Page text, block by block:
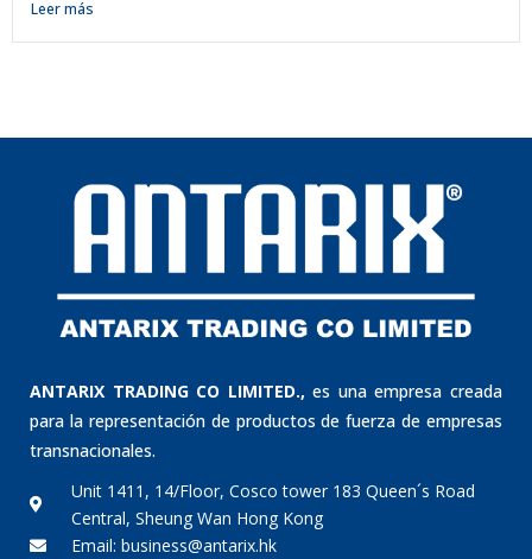
Leer más
ANTARIX TRADING CO LIMITED., es una empresa creada
para la representación de productos de fuerza de empresas
transnacionales.
Unit 1411, 14/Floor, Cosco tower 183 Queen´s Road
Central, Sheung Wan Hong Kong
Email: business@antarix.hk